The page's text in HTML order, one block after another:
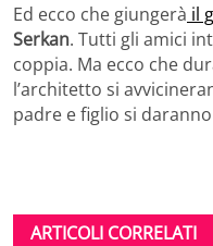
Ed ecco che giungerà il
Serkan. Tutti gli amici
coppia. Ma ecco che
l’architetto si
padre e figlio si
ARTICOLI CORRELATI